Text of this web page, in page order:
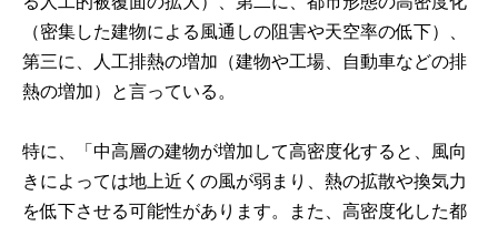
（密集した建物による風通しの阻害や天空率の低下）、
第三に、人工排熱の増加（建物や工場、自動車などの排
熱の増加）と言っている。
特に、「中高層の建物が増加して高密度化すると、風向
きによっては地上近くの風が弱まり、熱の拡散や換気力
を低下させる可能性があります。また、高密度化した都